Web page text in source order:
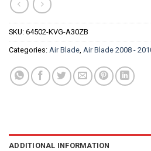
SKU: 64502-KVG-A30ZB
Categories: Air Blade, Air Blade 2008 -
ADDITIONAL INFORMATION